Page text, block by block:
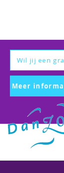
Wil jij een
Meer